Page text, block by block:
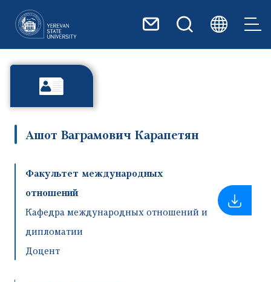
Ашот Ваграмович Карапетян
Факультет международных
отношений
Кафедра международных отношений и
дипломатии
Доцент